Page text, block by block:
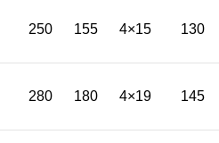
250 155 4×15 130
280 180 4×19 145